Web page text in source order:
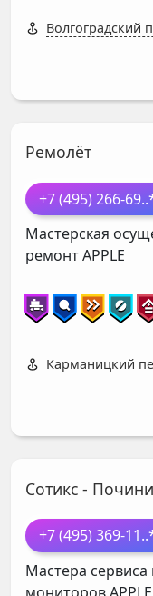
Волгоградский
Ремолёт
+7 (495) 266-69
Мастерская
ремонтAPPLE
Карманицкий
Сотикс -
+7 (495) 369-11
Мастера